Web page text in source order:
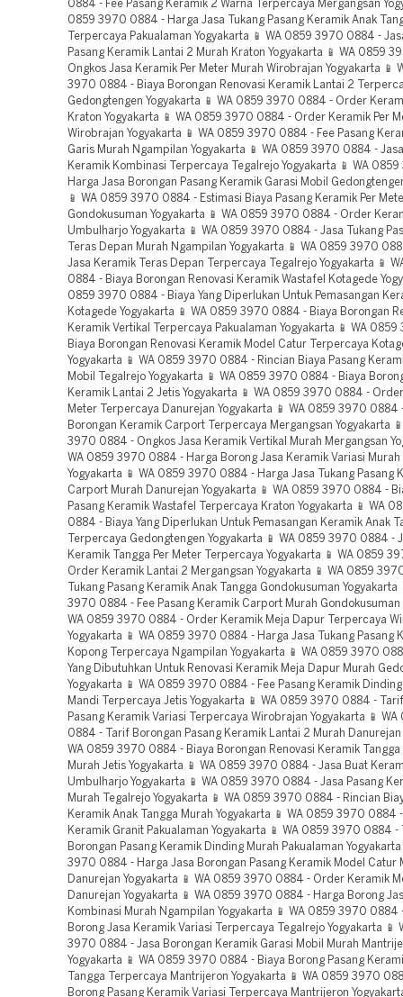
0884 - Fee Pasang Keramik 2 Warna Terpercaya Mergangsan
0859 3970 0884 - Harga Jasa Tukang Pasang Keramik Anak
Terpercaya Pakualaman Yogyakarta 📱 WA 0859 3970 0884 -
Pasang Keramik Lantai 2 Murah Kraton Yogyakarta 📱 WA 0859
Ongkos Jasa Keramik Per Meter Murah Wirobrajan Yogyakarta 📱
3970 0884 - Biaya Borongan Renovasi Keramik Lantai 2
Gedongtengen Yogyakarta 📱 WA 0859 3970 0884 - Order
Kraton Yogyakarta 📱 WA 0859 3970 0884 - Order Keramik Per
Wirobrajan Yogyakarta 📱 WA 0859 3970 0884 - Fee Pasang
Garis Murah Ngampilan Yogyakarta 📱 WA 0859 3970 0884 -
Keramik Kombinasi Terpercaya Tegalrejo Yogyakarta 📱 WA
Harga Jasa Borongan Pasang Keramik Garasi Mobil
📱 WA 0859 3970 0884 - Estimasi Biaya Pasang Keramik Per
Gondokusuman Yogyakarta 📱 WA 0859 3970 0884 - Order
Umbulharjo Yogyakarta 📱 WA 0859 3970 0884 - Jasa Tukang
Teras Depan Murah Ngampilan Yogyakarta 📱 WA 0859 3970
Jasa Keramik Teras Depan Terpercaya Tegalrejo Yogyakarta 📱
0884 - Biaya Borongan Renovasi Keramik Wastafel Kotagede
0859 3970 0884 - Biaya Yang Diperlukan Untuk Pemasangan
Kotagede Yogyakarta 📱 WA 0859 3970 0884 - Biaya Borongan
Keramik Vertikal Terpercaya Pakualaman Yogyakarta 📱 WA
Biaya Borongan Renovasi Keramik Model Catur Terpercaya
Yogyakarta 📱 WA 0859 3970 0884 - Rincian Biaya Pasang
Mobil Tegalrejo Yogyakarta 📱 WA 0859 3970 0884 - Biaya
Keramik Lantai 2 Jetis Yogyakarta 📱 WA 0859 3970 0884 -
Meter Terpercaya Danurejan Yogyakarta 📱 WA 0859 3970 0884
Borongan Keramik Carport Terpercaya Mergangsan Yogyakarta
3970 0884 - Ongkos Jasa Keramik Vertikal Murah Mergangsan
WA 0859 3970 0884 - Harga Borong Jasa Keramik Variasi Murah
Yogyakarta 📱 WA 0859 3970 0884 - Harga Jasa Tukang Pasang
Carport Murah Danurejan Yogyakarta 📱 WA 0859 3970 0884 -
Pasang Keramik Wastafel Terpercaya Kraton Yogyakarta 📱 WA
0884 - Biaya Yang Diperlukan Untuk Pemasangan Keramik Anak
Terpercaya Gedongtengen Yogyakarta 📱 WA 0859 3970 0884 -
Keramik Tangga Per Meter Terpercaya Yogyakarta 📱 WA 0859
Order Keramik Lantai 2 Mergangsan Yogyakarta 📱 WA 0859
Tukang Pasang Keramik Anak Tangga Gondokusuman Yogyakarta
3970 0884 - Fee Pasang Keramik Carport Murah Gondokusuman
WA 0859 3970 0884 - Order Keramik Meja Dapur Terpercaya
Yogyakarta 📱 WA 0859 3970 0884 - Harga Jasa Tukang Pasang
Kopong Terpercaya Ngampilan Yogyakarta 📱 WA 0859 3970
Yang Dibutuhkan Untuk Renovasi Keramik Meja Dapur Murah
Yogyakarta 📱 WA 0859 3970 0884 - Fee Pasang Keramik
Mandi Terpercaya Jetis Yogyakarta 📱 WA 0859 3970 0884 -
Pasang Keramik Variasi Terpercaya Wirobrajan Yogyakarta 📱
0884 - Tarif Borongan Pasang Keramik Lantai 2 Murah Danurejan
WA 0859 3970 0884 - Biaya Borongan Renovasi Keramik Tangga
Murah Jetis Yogyakarta 📱 WA 0859 3970 0884 - Jasa Buat
Umbulharjo Yogyakarta 📱 WA 0859 3970 0884 - Jasa Pasang
Murah Tegalrejo Yogyakarta 📱 WA 0859 3970 0884 - Rincian
Keramik Anak Tangga Murah Yogyakarta 📱 WA 0859 3970 0884
Keramik Granit Pakualaman Yogyakarta 📱 WA 0859 3970 0884 -
Borongan Pasang Keramik Dinding Murah Pakualaman
3970 0884 - Harga Jasa Borongan Pasang Keramik Model Catur
Danurejan Yogyakarta 📱 WA 0859 3970 0884 - Order Keramik
Danurejan Yogyakarta 📱 WA 0859 3970 0884 - Harga Borong
Kombinasi Murah Ngampilan Yogyakarta 📱 WA 0859 3970 0884
Borong Jasa Keramik Variasi Terpercaya Tegalrejo Yogyakarta 📱
3970 0884 - Jasa Borongan Keramik Garasi Mobil Murah
Yogyakarta 📱 WA 0859 3970 0884 - Biaya Borong Pasang
Tangga Terpercaya Mantrijeron Yogyakarta 📱 WA 0859 3970
Borong Pasang Keramik Variasi Terpercaya Mantrijeron